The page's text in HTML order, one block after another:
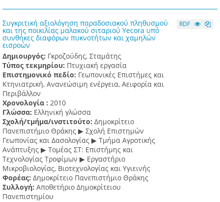
Συγκριτική αξιολόγηση παραδοσιακού πληθυσμού
και της ποικιλίας μαλακού σιταριού Yecora υπό
συνθήκες διαφόρων πυκνοτήτων και χαμηλών
εισροών
Δημιουργός: Γκροζούδης, Σταμάτης
Τύπος τεκμηρίου: Πτυχιακή εργασία
Επιστημονικό πεδίο: Γεωπονικές Επιστήμες και
Κτηνιατρική, Ανανεώσιμη ενέργεια, Αειφορία και
Περιβάλλον
Χρονολογία : 2010
Γλώσσα: Ελληνική γλώσσα
Σχολή/τμήμα/ινστιτούτο: Δημοκρίτειο
Πανεπιστήμιο Θράκης ▶ Σχολή Επιστημών
Γεωπονίας και Δασολογίας ▶ Τμήμα Αγροτικής
Ανάπτυξης ▶ Τομέας ΣΤ: Επιστήμης και
Τεχνολογίας Τροφίμων ▶ Εργαστήριο
Μικροβιολογίας, Βιοτεχνολογίας και Υγιεινής
Φορέας: Δημοκρίτειο Πανεπιστήμιο Θράκης
Συλλογή: Αποθετήριο Δημοκρίτειου
Πανεπιστημίου
RDF